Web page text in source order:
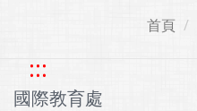
首頁
:::
國際教育處